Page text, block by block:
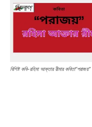
বিশিষ্ট কবি-রহিমা আক্তার রীমার কবিতা“পরাজয়”